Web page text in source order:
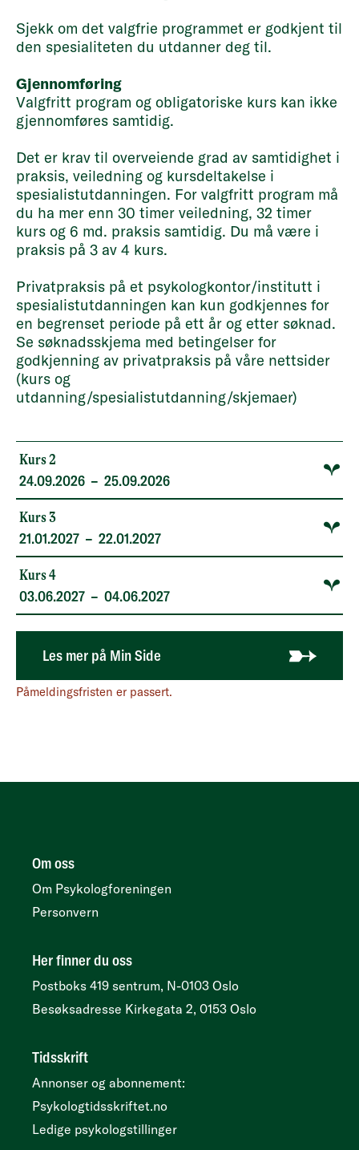
Sjekk om det valgfrie programmet er godkjent til
den spesialiteten du utdanner deg til.
Gjennomføring
Valgfritt program og obligatoriske kurs kan ikke
gjennomføres samtidig.
Det er krav til overveiende grad av samtidighet i
praksis, veiledning og kursdeltakelse i
spesialistutdanningen. For valgfritt program må
du ha mer enn 30 timer veiledning, 32 timer
kurs og 6 md. praksis samtidig. Du må være i
praksis på 3 av 4 kurs.
Privatpraksis på et psykologkontor/institutt i
spesialistutdanningen kan kun godkjennes for
en begrenset periode på ett år og etter søknad.
Se søknadsskjema med betingelser for
godkjenning av privatpraksis på våre nettsider
(kurs og
utdanning/spesialistutdanning/skjemaer)
Kurs 2
24.09.2026 – 25.09.2026
Kurs 3
21.01.2027 – 22.01.2027
Kurs 4
03.06.2027 – 04.06.2027
Logg inn på Min side for mer informasjon om
Les mer på Min Side
Påmeldingsfristen er passert.
Om oss
Om Psykologforeningen
Personvern
Her finner du oss
Postboks 419 sentrum, N-0103 Oslo
Besøksadresse Kirkegata 2, 0153 Oslo
Tidsskrift
Annonser og abonnement:
Psykologtidsskriftet.no
Ledige psykologstillinger